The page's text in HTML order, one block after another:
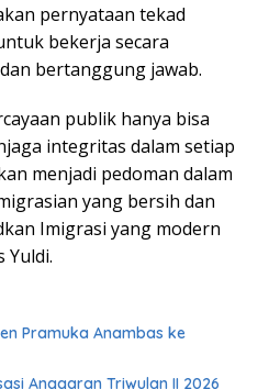
pernyataan tekad
bekerja secara
bertanggung jawab.
publik hanya bisa
integritas dalam setiap
menjadi pedoman dalam
yang bersih dan
Imigrasi yang modern
Yuldi.
Pramuka Anambas ke
Anggaran Triwulan II 2026